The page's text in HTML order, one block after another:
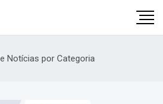
Notícias por Categoria